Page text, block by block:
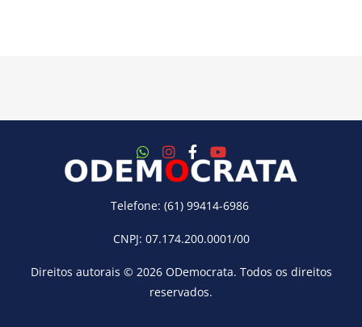
Telefone: (61) 99414-6986
CNPJ: 07.174.200.0001/00
Direitos autorais © 2026 ODemocrata. Todos os direitos
reservados.